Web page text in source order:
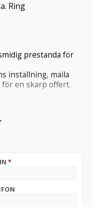
Ring
prestanda för
inställning, maila
en skarp offert.
*